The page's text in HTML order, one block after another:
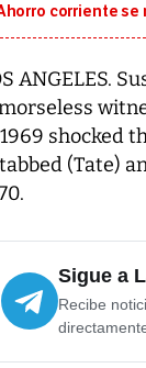
corriente se
ANGELES.
shocked
(Tate)
Sigue a
Recibe